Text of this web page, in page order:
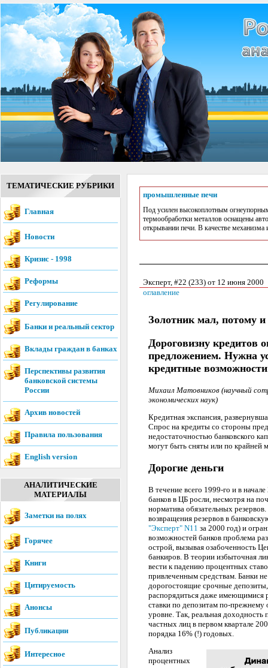
ТЕМАТИЧЕСКИЕ РУБРИКИ
Главная
Новости
Кризис - 1998
Реформы
Регулирование
Банки и реальный сектор
Вклады граждан в банках
Перспективы развития
банковской системы
России
Архив новостей
Правила пользования
English version
АНАЛИТИЧЕСКИЕ
МАТЕРИАЛЫ
Заметки на полях
Горячее
Книги
Цитируемость
Анонсы
Публикации
Интересное
промышленные печи
Под усилен высокоплотным
термообработки металлов оснащены
открывании печи. В качестве механизма
Эксперт, #22 (233) от 12 июня 2000
оглавление
Золотник мал, потому и
Дороговизну кредитов
предложением. Нужна
кредитные возможности
Михаил Матовников (научный
экономических наук)
Кредитная экспансия,
Спрос на кредиты со стороны
недостаточностью банковского
могут быть сняты или по крайней
Дорогие деньги
В течение всего 1999-го и в
банков в ЦБ росли, несмотря на
норматива обязательных
возвращения резервов в
"Эксперт" N11 за 2000 год) и
возможностей банков проблема
острой, вызывая озабоченность
банкиров. В теории избыточная
вести к падению процентных
привлеченным средствам. Банки
дорогостоящие срочные
распорядиться даже имеющимися
ставки по депозитам по-прежнему
уровне. Так, реальная
частных лиц в первом квартале
порядка 16% (!) годовых.
Анализ
процентных